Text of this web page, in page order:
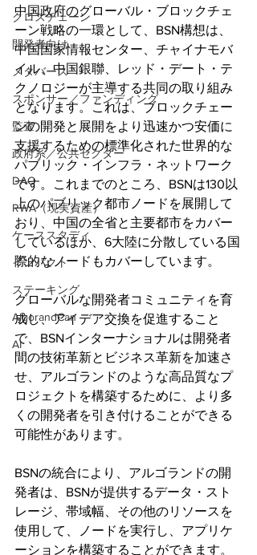
クロスチェーン
開発者向け
メタバース
スポンサー／ファンディング
監査
政府系／公共セクター
DAO
RWA（現実資産）
ケーススタディ
インパクト
ステーキング
AlgorandCan
AI
中国政府のグローバル・ブロックチェ
ーン戦略の一環として、BSN構想は、
中国国家情報センター、チャイナモバ
イル、中国銀聯、レッド・デート・テ
クノロジーが主導する共同の取り組み
となります。これは、ブロックチェー
ンの開発と展開をより迅速かつ安価に
支援するための標準化された世界的な
パブリック・インフラ・ネットワーク
です。これまでのところ、BSNは130以
上のパブリック都市ノードを展開して
おり、中国の全省と主要都市をカバー
しているほか、6大陸に分散している国
際的なノードもカバーしています。
グローバルな開発者コミュニティを育
成し、アイデア交換を促進すること
で、BSNインターナショナルは開発者
間の技術革新とビジネス革新を加速さ
せ、アルゴランドのような高品質なプ
ロジェクトを構築するために、より多
くの開発者を引き付けることができる
可能性があります。
BSNの統合により、アルゴランドの開
発者は、BSNが提供するデータ・スト
レージ、帯域幅、その他のリソースを
使用して、ノードを実行し、アプリケ
ーションを構築することができます。